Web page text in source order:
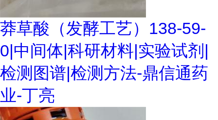
莽草酸（发酵工艺）138-59-
0|中间体|科研材料|实验试剂|
检测图谱|检测方法-鼎信通药
业-丁亮